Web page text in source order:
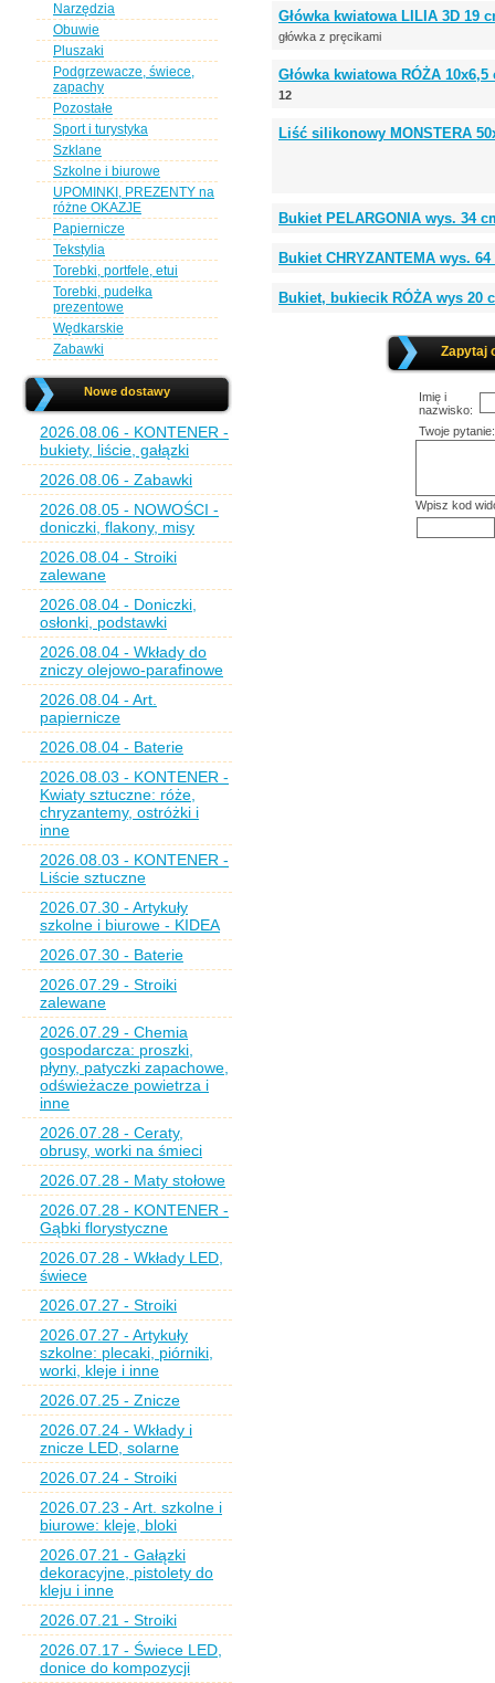
Narzędzia
Obuwie
Pluszaki
Podgrzewacze, świece,
zapachy
Pozostałe
Sport i turystyka
Szklane
Szkolne i biurowe
UPOMINKI, PREZENTY na
różne OKAZJE
Papiernicze
Tekstylia
Torebki, portfele, etui
Torebki, pudełka
prezentowe
Wędkarskie
Zabawki
Nowe dostawy
2026.08.06 - KONTENER -
bukiety, liście, gałązki
2026.08.06 - Zabawki
2026.08.05 - NOWOŚCI -
doniczki, flakony, misy
2026.08.04 - Stroiki
zalewane
2026.08.04 - Doniczki,
osłonki, podstawki
2026.08.04 - Wkłady do
zniczy olejowo-parafinowe
2026.08.04 - Art.
papiernicze
2026.08.04 - Baterie
2026.08.03 - KONTENER -
Kwiaty sztuczne: róże,
chryzantemy, ostróżki i
inne
2026.08.03 - KONTENER -
Liście sztuczne
2026.07.30 - Artykuły
szkolne i biurowe - KIDEA
2026.07.30 - Baterie
2026.07.29 - Stroiki
zalewane
2026.07.29 - Chemia
gospodarcza: proszki,
płyny, patyczki zapachowe,
odświeżacze powietrza i
inne
2026.07.28 - Ceraty,
obrusy, worki na śmieci
2026.07.28 - Maty stołowe
2026.07.28 - KONTENER -
Gąbki florystyczne
2026.07.28 - Wkłady LED,
świece
2026.07.27 - Stroiki
2026.07.27 - Artykuły
szkolne: plecaki, piórniki,
worki, kleje i inne
2026.07.25 - Znicze
2026.07.24 - Wkłady i
znicze LED, solarne
2026.07.24 - Stroiki
2026.07.23 - Art. szkolne i
biurowe: kleje, bloki
2026.07.21 - Gałązki
dekoracyjne, pistolety do
kleju i inne
2026.07.21 - Stroiki
2026.07.17 - Świece LED,
donice do kompozycji
Główka kwiatowa LILIA 3D 19
główka z pręcikami
Główka kwiatowa RÓŻA 10x6,5
12
Liść silikonowy MONSTERA
Bukiet PELARGONIA wys. 34
Bukiet CHRYZANTEMA wys.
Bukiet, bukiecik RÓŻA wys 20
Zapytaj
Imię i
nazwisko:
Twoje pytanie:
Wpisz kod